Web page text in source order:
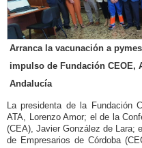
Arranca la vacunación a
impulso de Fundación CEOE,
Andalucía
La presidenta de la Fundación
ATA, Lorenzo Amor; el de la
(CEA), Javier González de Lara;
de Empresarios de Córdoba